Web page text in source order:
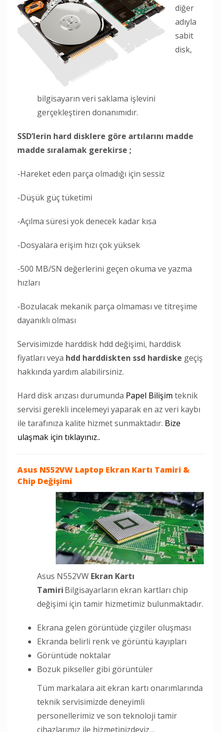
diğer
adıyla
sabit
disk,
bilgisayarın veri saklama işlevini
gerçekleştiren donanımıdır.
SSD’lerin hard disklere göre artılarını madde
madde sıralamak gerekirse ;
-Hareket eden parça olmadığı için sessiz
-Düşük güç tüketimi
-Açılma süresi yok denecek kadar kısa
-Dosyalara erişim hızı çok yüksek
-500 MB/SN değerlerini geçen okuma ve yazma
hızları
-Bozulacak mekanik parça olmaması ve titreşime
dayanıklı olması
Servisimizde harddisk hdd değişimi, harddisk
fiyatları veya hdd harddiskten ssd hardiske geçiş
hakkında yardım alabilirsiniz.
Hard disk arızası durumunda Papel Bilişim teknik
servisi gerekli incelemeyi yaparak en az veri kaybı
ile tarafınıza kalite hizmet sunmaktadır. Bize
ulaşmak için tıklayınız..
Asus N552VW Laptop Ekran Kartı Tamiri &
Chip Değişimi
Asus N552VW Ekran Kartı
TamiriBilgisayarların ekran kartları chip
değişimi için tamir hizmetimiz bulunmaktadır.
Ekrana gelen görüntüde çizgiler oluşması
Ekranda belirli renk ve görüntü kayıpları
Görüntüde noktalar
Bozuk pikseller gibi görüntüler
Tüm markalara ait ekran kartı onarımlarında
teknik servisimizde deneyimli
personellerimiz ve son teknoloji tamir
cihazlarımız ile hizmetinizdeyiz…